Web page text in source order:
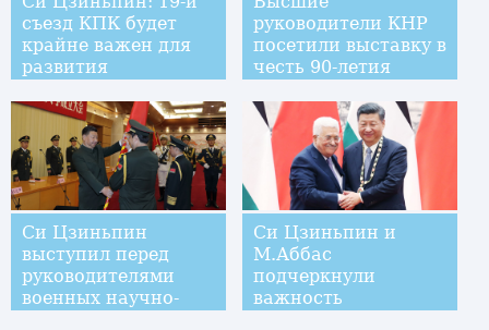
общества в Китае
съезд КПК будет
крайне важен для
развития
китайской
спецификой
руководители КНР
посетили выставку в
честь 90-летия
Си Цзиньпин
выступил перед
руководителями
военных научно-
Си Цзиньпин и
М.Аббас
подчеркнули
важность